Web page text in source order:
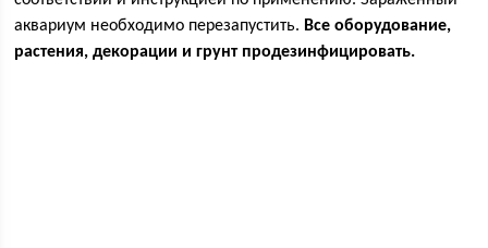
аквариум необходимо перезапустить. Все оборудование,
растения, декорации и грунт продезинфицировать.